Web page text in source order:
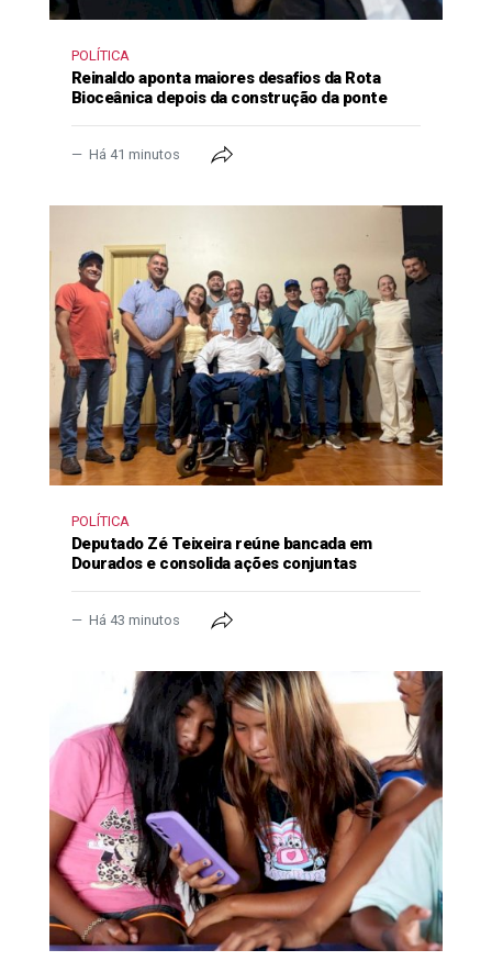
POLÍTICA
Reinaldo aponta maiores desafios da Rota
Bioceânica depois da construção da ponte
Há 41 minutos
POLÍTICA
Deputado Zé Teixeira reúne bancada em
Dourados e consolida ações conjuntas
Há 43 minutos